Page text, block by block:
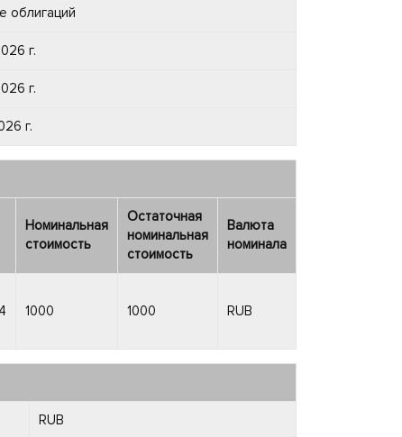
облигаций
г.
г.
г.
Номинальная
стоимость
Остаточная
номинальная
стоимость
Валюта
номинала
1000 1000 RUB
RUB